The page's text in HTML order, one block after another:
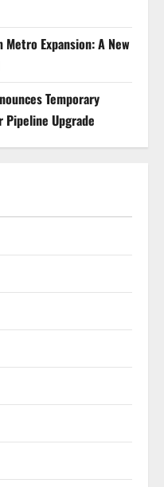
Metro Expansion: A New
Temporary
Pipeline Upgrade